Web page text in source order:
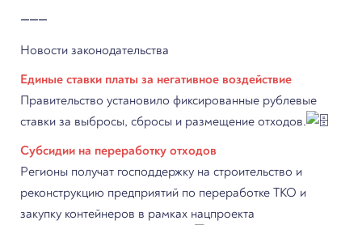
⸻
Новости законодательства
Единые ставки платы за негативное воздействие
Правительство установило фиксированные рублевые
ставки за выбросы, сбросы и размещение отходов.
Субсидии на переработку отходов
Регионы получат господдержку на строительство и
реконструкцию предприятий по переработке ТКО и
закупку контейнеров в рамках нацпроекта